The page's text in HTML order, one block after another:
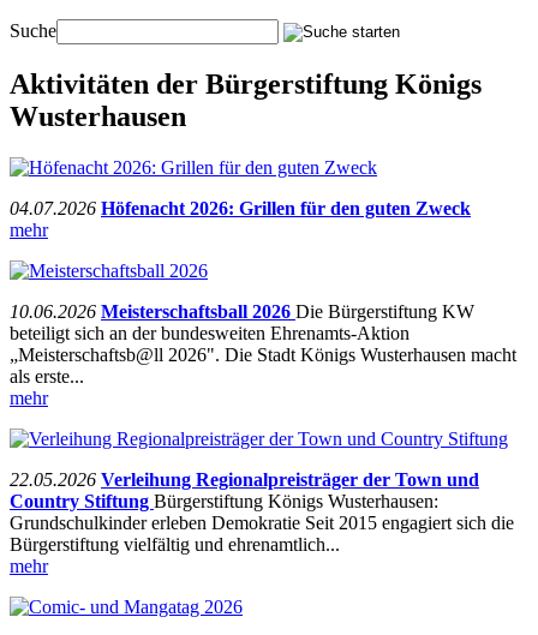
Suche
Aktivitäten der Bürgerstiftung Königs
Wusterhausen
04.07.2026 Höfenacht 2026: Grillen für den guten Zweck
mehr
10.06.2026 Meisterschaftsball 2026 Die Bürgerstiftung KW
beteiligt sich an der bundesweiten Ehrenamts-Aktion
„Meisterschaftsb@ll 2026". Die Stadt Königs Wusterhausen macht
als erste...
mehr
22.05.2026 Verleihung Regionalpreisträger der Town und
Country Stiftung Bürgerstiftung Königs Wusterhausen:
Grundschulkinder erleben Demokratie Seit 2015 engagiert sich die
Bürgerstiftung vielfältig und ehrenamtlich...
mehr